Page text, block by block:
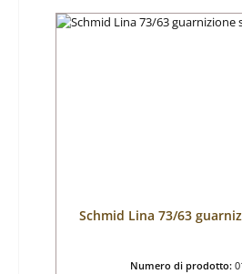
Schmid Lina 73/63
Numero di prodotto: